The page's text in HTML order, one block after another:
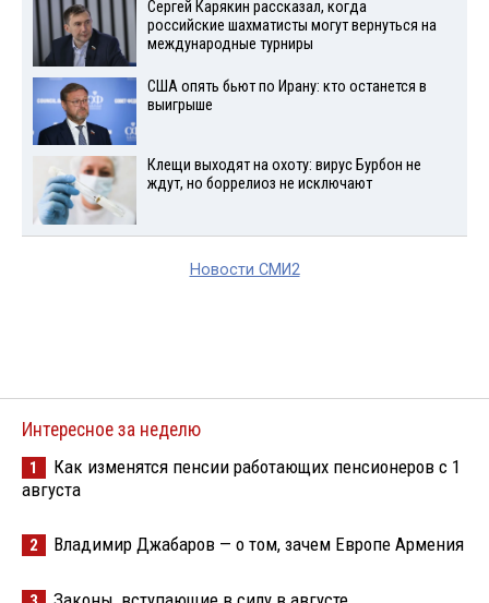
Сергей Карякин рассказал, когда
российские шахматисты могут вернуться на
международные турниры
США опять бьют по Ирану: кто останется в
выигрыше
Клещи выходят на охоту: вирус Бурбон не
ждут, но боррелиоз не исключают
Новости СМИ2
Интересное за неделю
1
Как изменятся пенсии работающих пенсионеров с 1
августа
2 Владимир Джабаров — о том, зачем Европе Армения